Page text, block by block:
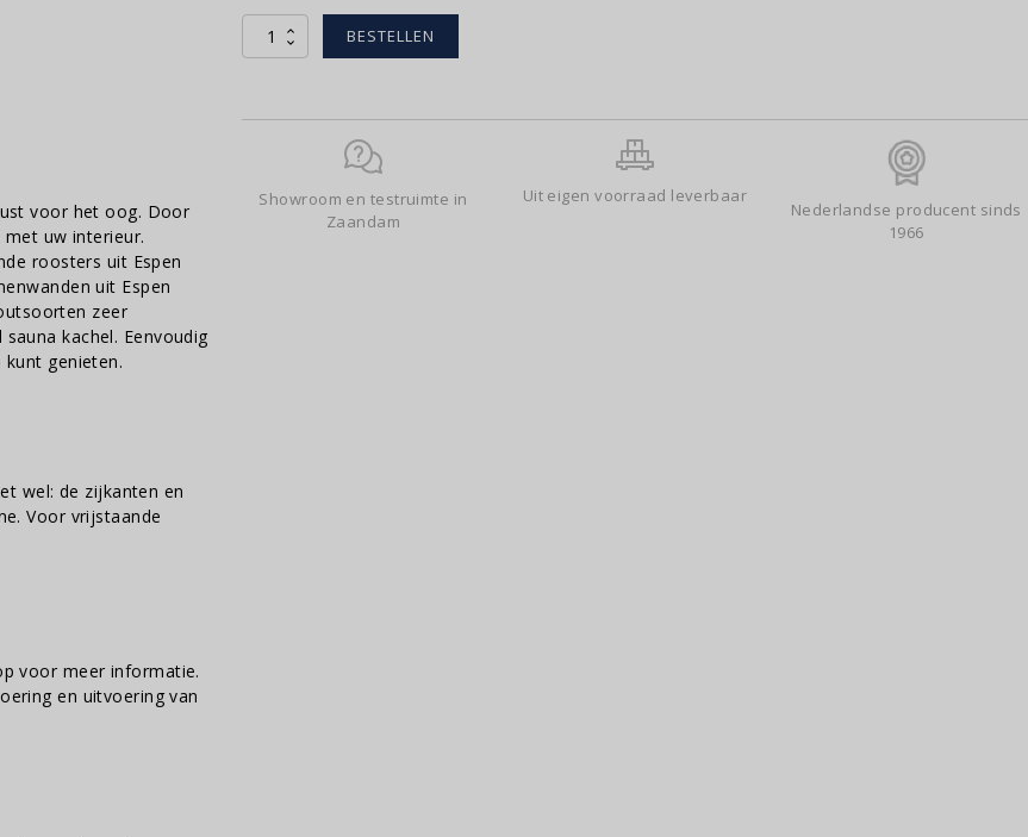
Tanami
line
aantal
BESTELLEN
voor het oog. Door
uw interieur.
roosters uit Espen
uit Espen
zeer
kachel. Eenvoudig
genieten.
wel: de zijkanten en
Voor vrijstaande
voor meer informatie.
en uitvoering van
Showroom en testruimte in
Zaandam
Uit eigen voorraad leverbaar
Nederlandse producent sinds
1966